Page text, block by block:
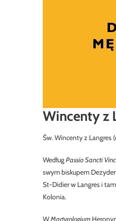
Wincenty z
Św. Wincenty z Langres
WedługPassio Sancti
swym biskupem
St-Didier w Langres i
Kolonia.
WMartyrologium